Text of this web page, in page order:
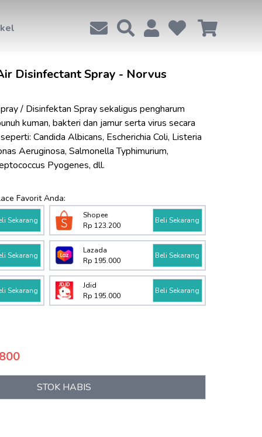
Disinfectant Spray - Norvus
/ Disinfektan Spray sekaligus pengharum
kuman, bakteri dan jamur serta virus secara
Candida Albicans, Escherichia Coli, Listeria
Aeruginosa, Salmonella Typhimurium,
Pyogenes, dll.
Favorit Anda:
Sekarang
Shopee
Rp 123.200
Beli Sekarang
Sekarang
Lazada
Rp 195.000
Beli Sekarang
Sekarang
Jdid
Rp 195.000
Beli Sekarang
STOK HABIS